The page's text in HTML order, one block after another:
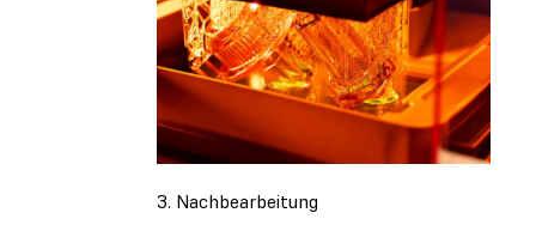
3. Nachbearbeitung